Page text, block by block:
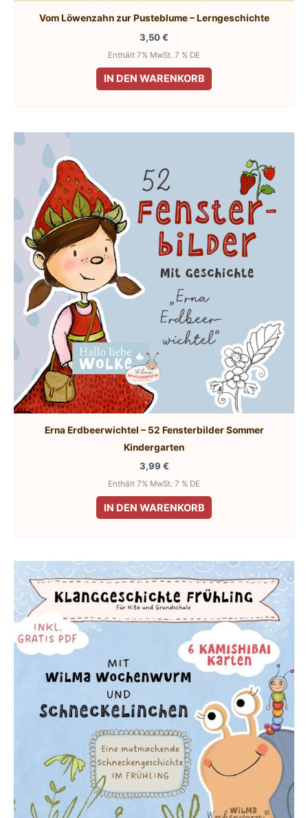
Vom Löwenzahn zur Pusteblume – Lerngeschichte
3,50€
Enthält 7% MwSt. 7 % DE
IN DEN WARENKORB
Erna Erdbeerwichtel – 52 Fensterbilder Sommer
Kindergarten
3,99 €
Enthält 7% MwSt. 7 % DE
IN DEN WARENKORB